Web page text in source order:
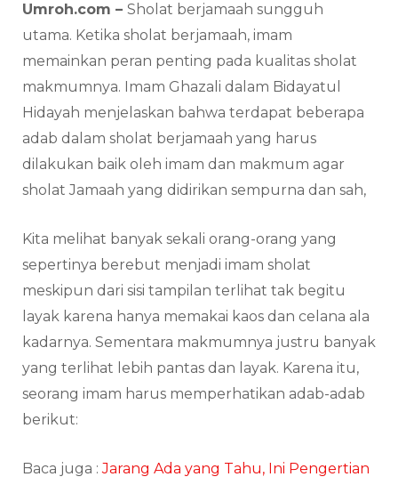
Umroh.com – Sholat berjamaah sungguh
utama. Ketika sholat berjamaah, imam
memainkan peran penting pada kualitas sholat
makmumnya. Imam Ghazali dalam Bidayatul
Hidayah menjelaskan bahwa terdapat beberapa
adab dalam sholat berjamaah yang harus
dilakukan baik oleh imam dan makmum agar
sholat Jamaah yang didirikan sempurna dan sah,
Kita melihat banyak sekali orang-orang yang
sepertinya berebut menjadi imam sholat
meskipun dari sisi tampilan terlihat tak begitu
layak karena hanya memakai kaos dan celana ala
kadarnya. Sementara makmumnya justru banyak
yang terlihat lebih pantas dan layak. Karena itu,
seorang imam harus memperhatikan adab-adab
berikut:
Baca juga :Jarang Ada yang Tahu, Ini Pengertian